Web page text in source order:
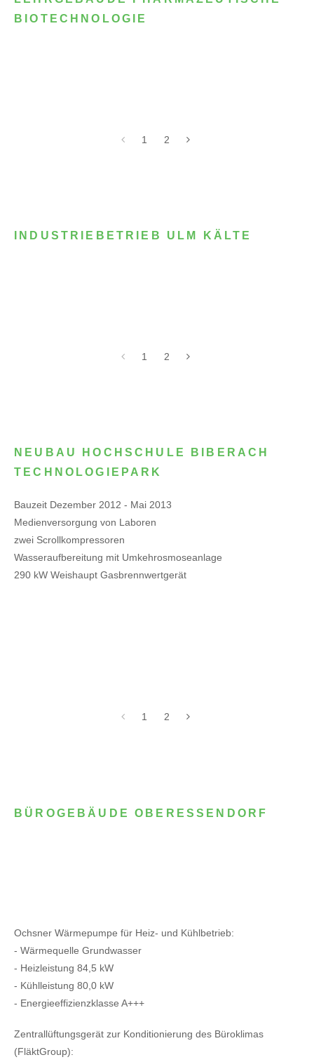
BIOTECHNOLOGIE
1 2
INDUSTRIEBETRIEB ULM KÄLTE
1 2
NEUBAU HOCHSCHULE BIBERACH
TECHNOLOGIEPARK
Bauzeit Dezember 2012 - Mai 2013
Medienversorgung von Laboren
zwei Scrollkompressoren
Wasseraufbereitung mit Umkehrosmoseanlage
290 kW Weishaupt Gasbrennwertgerät
1 2
BÜROGEBÄUDE OBERESSENDORF
Ochsner Wärmepumpe für Heiz- und Kühlbetrieb:
- Wärmequelle Grundwasser
- Heizleistung 84,5 kW
- Kühlleistung 80,0 kW
- Energieeffizienzklasse A+++
Zentrallüftungsgerät zur Konditionierung des Büroklimas
(FläktGroup):